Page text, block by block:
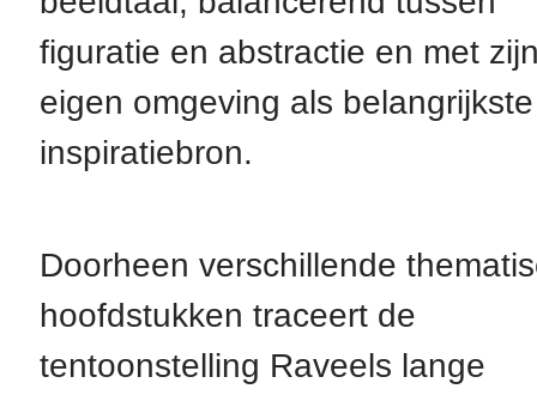
figuratie en abstractie en met
eigen omgeving als belangrijkste
inspiratiebron.
Doorheen verschillende
hoofdstukken traceert de
tentoonstelling Raveels lange